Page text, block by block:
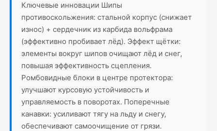
Ключевые инновации Шипы
противоскольжения: стальной корпус (снижает
износ) + сердечник из карбида вольфрама
(эффективно пробивает лёд). Эффект щётки:
элементы вокруг шипов очищают лёд и снег,
повышая эффективность сцепления.
Ромбовидные блоки в центре протектора:
улучшают курсовую устойчивость и
управляемость в поворотах. Поперечные
канавки: усиливают тягу на льду и снегу,
обеспечивают самоочищение от грязи.